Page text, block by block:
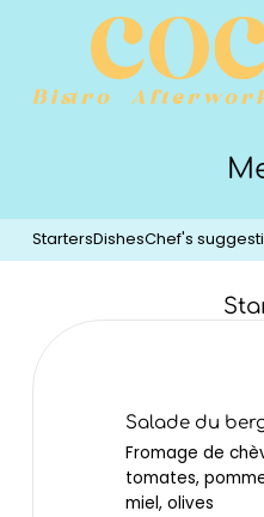
StartersDishesChef's
Salade du
Fromage de
tomates,
miel, olives